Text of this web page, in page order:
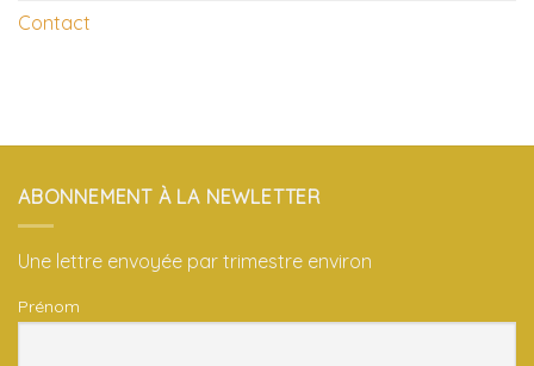
Contact
ABONNEMENT À LA NEWLETTER
Une lettre envoyée par trimestre environ
Prénom